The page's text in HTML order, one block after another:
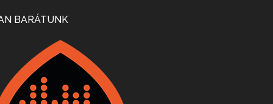
Apr 24, 2026 • 00:38:10
Villány, kékfrankos, Jackfall
BARÁTUNK